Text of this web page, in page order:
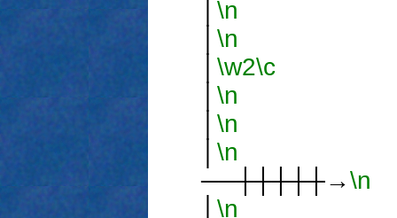
\n
\n
\w2\c
\n
\n
\n
──┼┼┼┼┼→\n
\n